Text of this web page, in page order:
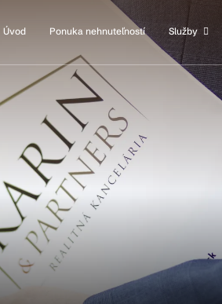
Úvod Ponuka nehnuteľností Služby